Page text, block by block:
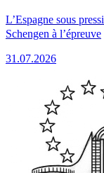
L’Espagne sous
Schengen à l’épreuve
31.07.2026